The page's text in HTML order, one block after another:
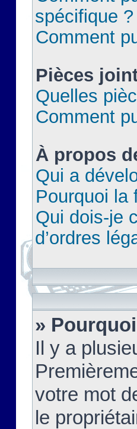
spécifique ?
Comment
Pièces
Quelles
Comment
À propos
Qui a
Pourquoi la
Qui dois-je
d’ordres
»
Il y a
votre mot
le